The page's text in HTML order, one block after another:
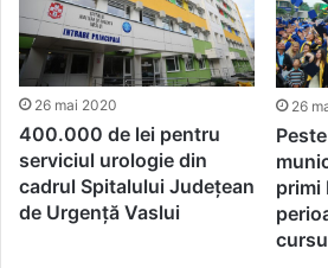
26 mai 2020
400.000 de lei pentru
serviciul urologie din
cadrul Spitalului Județean
de Urgență Vaslui
26
primi